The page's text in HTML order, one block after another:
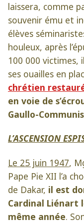
laissera, comme
souvenir ému et
élèves
houleux, après
100 000
ses ouailles en
chrétien
en voie de
Gaullo-
L’ASCENSION
Le 25 juin 1947,
Pape Pie XII l’a
de Dakar, il est
Cardinal Liénart
même année.